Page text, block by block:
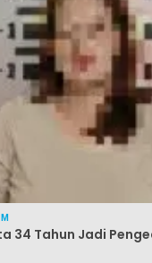
34 Tahun Jadi